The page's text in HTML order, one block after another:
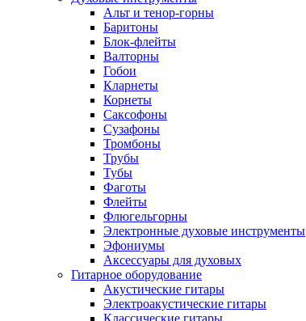
Альт и тенор-горны
Баритоны
Блок-флейты
Валторны
Гобои
Кларнеты
Корнеты
Саксофоны
Сузафоны
Тромбоны
Трубы
Тубы
Фаготы
Флейты
Флюгельгорны
Электронные духовые инструменты
Эфониумы
Аксессуары для духовых
Гитарное оборудование
Акустические гитары
Электроакустические гитары
Классические гитары